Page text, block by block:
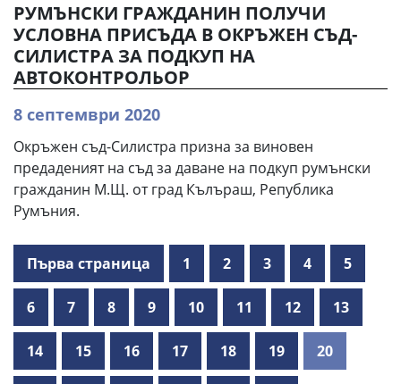
РУМЪНСКИ ГРАЖДАНИН ПОЛУЧИ
УСЛОВНА ПРИСЪДА В ОКРЪЖЕН СЪД-
СИЛИСТРА ЗА ПОДКУП НА
АВТОКОНТРОЛЬОР
8 септември 2020
Окръжен съд-Силистра призна за виновен
предаденият на съд за даване на подкуп румънски
гражданин М.Щ. от град Кълъраш, Република
Румъния.
Първа страница 1 2 3 4 5
6 7 8 9 10 11 12 13
14 15 16 17 18 19 20